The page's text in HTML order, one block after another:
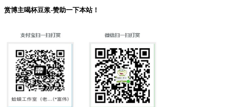
赏博主喝杯豆浆-赞助一下本站！